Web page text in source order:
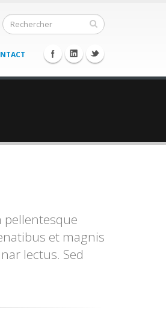
et magnis
lectus. Sed